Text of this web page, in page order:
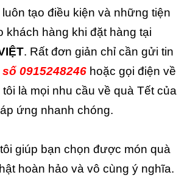
tạo điều kiện và những tiện
khách hàng khi đặt hàng tại
. Rất đơn giản chỉ cần gửi tin
0915248246 hoặc gọi điện về
là mọi nhu cầu về quà Tết của
ứng nhanh chóng.
giúp bạn chọn được món quà
hoàn hảo và vô cùng ý nghĩa.